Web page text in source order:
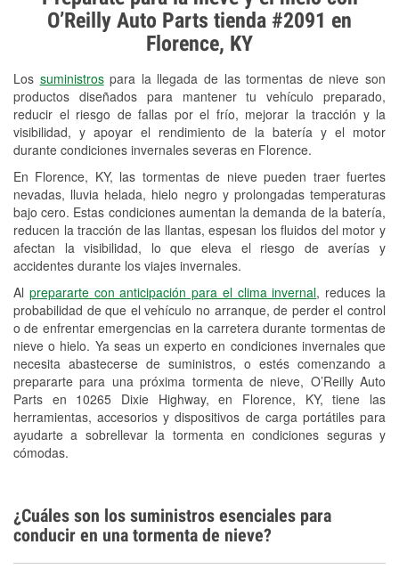
O’Reilly Auto Parts tienda #2091 en
Florence, KY
Los suministrospara la llegada de las tormentas de nieve son
productos diseñados para mantener tu vehículo preparado,
reducir el riesgo de fallas por el frío, mejorar la tracción y la
visibilidad, y apoyar el rendimiento de la batería y el motor
durante condiciones invernales severas en Florence.
En Florence, KY, las tormentas de nieve pueden traer fuertes
nevadas, lluvia helada, hielo negro y prolongadas temperaturas
bajo cero. Estas condiciones aumentan la demanda de la batería,
reducen la tracción de las llantas, espesan los fluidos del motor y
afectan la visibilidad, lo que eleva el riesgo de averías y
accidentes durante los viajes invernales.
Al prepararte con anticipación para el clima invernal, reduces la
probabilidad de que el vehículo no arranque, de perder el control
o de enfrentar emergencias en la carretera durante tormentas de
nieve o hielo. Ya seas un experto en condiciones invernales que
necesita abastecerse de suministros, o estés comenzando a
prepararte para una próxima tormenta de nieve, O’Reilly Auto
Parts en 10265 Dixie Highway, en Florence, KY, tiene las
herramientas, accesorios y dispositivos de carga portátiles para
ayudarte a sobrellevar la tormenta en condiciones seguras y
cómodas.
arrancadores
Revisión de la luz "Check Engine"
Reciclaje de baterías y aceite
Instalación de bombillas de faros
Instalación de limpiaparabrisas
Programa de Préstamo de
Herramientas
Rectificación de tambores y discos de
freno
Snowstorm Supplies
Conoce más
¿Cuáles son los suministros esenciales para
conducir en una tormenta de nieve?